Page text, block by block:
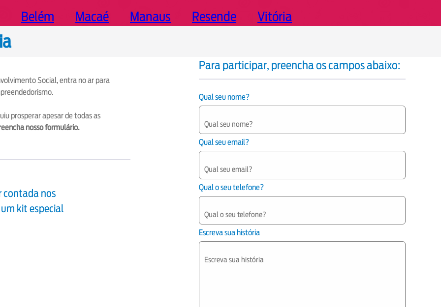
Belém Macaé Manaus Resende Vitória
Social, entra no ar para
prosperar apesar de todas as
nosso formulário.
contada nos
kit especial
Para participar, preencha os campos abaixo:
Qual seu nome?
Qual seu email?
Qual o seu telefone?
Escreva sua história